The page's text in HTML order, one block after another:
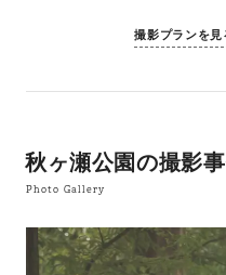
撮影プランを見
秋ヶ瀬公園の撮影
Photo Gallery